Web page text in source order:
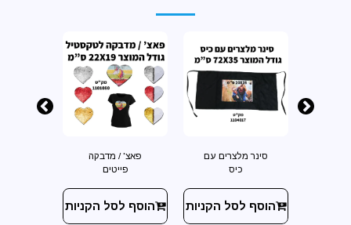
סינר מלצרים עם
כיס
הוסף לסל הקניות
פאצ' / מדבקה
פייטים
הוסף לסל הקניות